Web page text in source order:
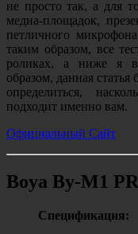
не просто так, а для
медиа-площадок,
петличного
таким образом, все
роликах, а ниже я
образом, данная
определиться,
подходит именно вам.
Официальный Сайт
Boya By-M1
Спецификация: